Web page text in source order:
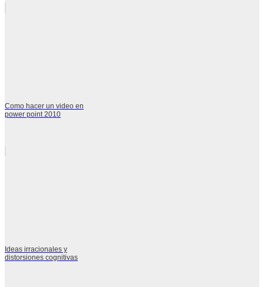
Como hacer un video en
power point 2010
Ideas irracionales y
distorsiones cognitivas